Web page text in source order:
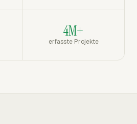
4M+
erfasste Projekte